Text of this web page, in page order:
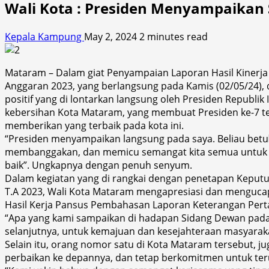
Wali Kota : Presiden
Kepala Kampung May 2, 20242 minutes read
Mataram – Dalam giat Penyampaian Laporan Hasil
Anggaran 2023, yang berlangsung pada Kamis (02/05/
positif yang di lontarkan langsung oleh Presiden
kebersihan Kota Mataram, yang membuat Presiden ke-
memberikan yang terbaik pada kota ini.
“Presiden menyampaikan langsung pada saya. Beliau
membanggakan, dan memicu semangat kita semua
baik”. Ungkapnya dengan penuh senyum.
Dalam kegiatan yang di rangkai dengan penetapan
T.A 2023, Wali Kota Mataram mengapresiasi dan
Hasil Kerja Pansus Pembahasan Laporan Keterangan
“Apa yang kami sampaikan di hadapan Sidang Dewan
selanjutnya, untuk kemajuan dan kesejahteraan
Selain itu, orang nomor satu di Kota Mataram tersebut,
perbaikan ke depannya, dan tetap berkomitmen untuk